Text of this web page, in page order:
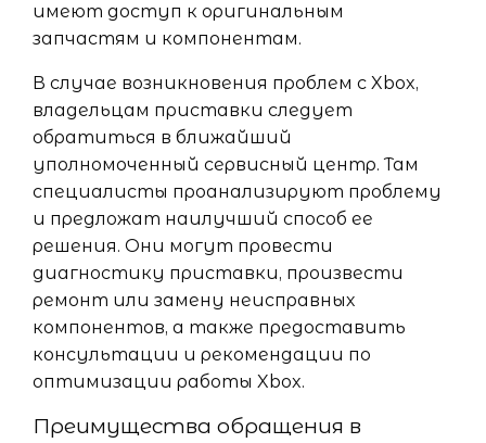
имеют доступ к оригинальным
запчастям и компонентам.
В случае возникновения проблем с Xbox,
владельцам приставки следует
обратиться в ближайший
уполномоченный сервисный центр. Там
специалисты проанализируют проблему
и предложат наилучший способ ее
решения. Они могут провести
диагностику приставки, произвести
ремонт или замену неисправных
компонентов, а также предоставить
консультации и рекомендации по
оптимизации работы Xbox.
Преимущества обращения в